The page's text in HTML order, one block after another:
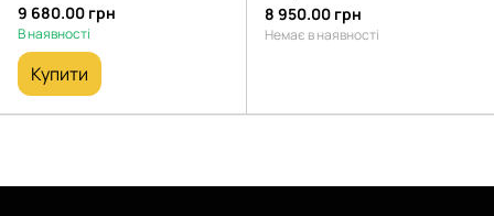
9 680.00 грн
В наявності
Купити
8 950.00 грн
Немає в наявності